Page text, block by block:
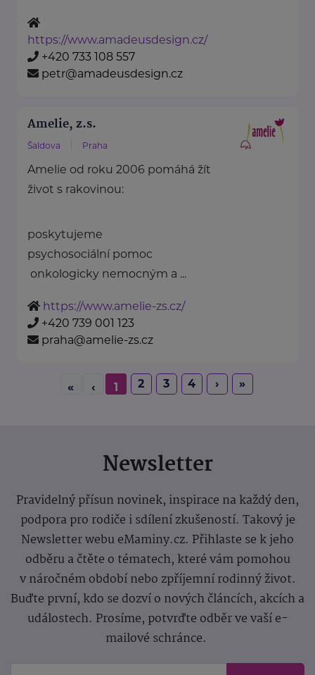
https://www.amadeusdesign.cz/
+420 733 108 557
petr@amadeusdesign.cz
Amelie, z.s.
Šaldova Praha
Amelie od roku 2006 pomáhá žít
život s rakovinou:
poskytujeme
psychosociální pomoc
onkologicky nemocným a ...
https://www.amelie-zs.cz/
+420 739 001 123
praha@amelie-zs.cz
« ‹ 1 2 3 4 › »
Newsletter
Pravidelný přísun novinek, inspirace na každý den,
podpora pro rodiče i sdílení zkušeností. Takový je
Newsletter webu eMaminy.cz. Přihlaste se k jeho
odběru a čtěte o tématech, které vám pomohou
v náročném období nebo zpříjemní rodinný život.
Buďte první, kdo se dozví o nových článcích, akcích a
událostech. Prosíme, potvrďte odběr ve vaší e-
mailové schránce.